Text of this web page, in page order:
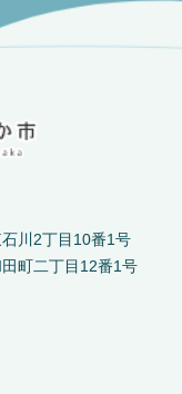
川2丁目10番1号
町二丁目12番1号